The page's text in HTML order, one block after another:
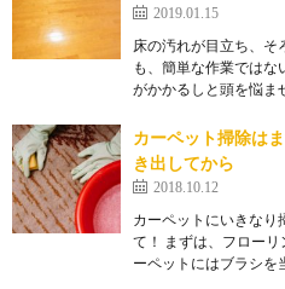
2019.01.15
床の汚れが目立ち、
も、簡単な作業ではな
がかかるしと頭を悩ま
カーペット掃除は
き出してから
2018.10.12
カーペットにいきなり
て！ まずは、フロー
ーペットにはブラシを